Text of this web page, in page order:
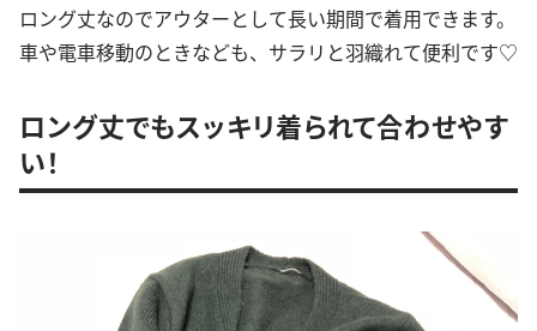
ロング丈なのでアウターとして長い期間で着用できます。
車や電車移動のときなども、サラリと羽織れて便利です♡
ロング丈でもスッキリ着られて合わせやす
い！